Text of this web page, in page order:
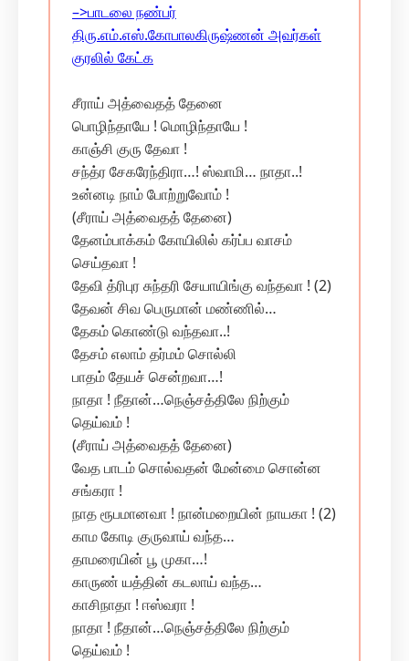
–>பாடலை நண்பர்
திரு.எம்.எஸ்.கோபாலகிருஷ்ணன் அவர்கள்
குரலில் கேட்க
சீராய் அத்வைதத் தேனை
பொழிந்தாயே ! மொழிந்தாயே !
காஞ்சி குரு தேவா !
சந்த்ர சேகரேந்திரா…! ஸ்வாமி… நாதா..!
உன்னடி நாம் போற்றுவோம் !
(சீராய் அத்வைதத் தேனை)
தேனம்பாக்கம் கோயிலில் கர்ப்ப வாசம்
செய்தவா !
தேவி த்ரிபுர சுந்தரி சேயாயிங்கு வந்தவா ! (2)
தேவன் சிவ பெருமான் மண்ணில்…
தேகம் கொண்டு வந்தவா..!
தேசம் எலாம் தர்மம் சொல்லி
பாதம் தேயச் சென்றவா…!
நாதா ! நீதான்…நெஞ்சத்திலே நிற்கும்
தெய்வம் !
(சீராய் அத்வைதத் தேனை)
வேத பாடம் சொல்வதன் மேன்மை சொன்ன
சங்கரா !
நாத ரூபமானவா ! நான்மறையின் நாயகா ! (2)
காம கோடி குருவாய் வந்த…
தாமரையின் பூ முகா…!
காருண் யத்தின் கடலாய் வந்த…
காசிநாதா ! ஈஸ்வரா !
நாதா ! நீதான்…நெஞ்சத்திலே நிற்கும்
தெய்வம் !